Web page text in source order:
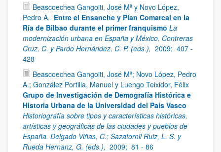
Beascoechea Gangoiti, José Mª y Novo López,
Pedro A. Entre el Ensanche y Plan Comarcal en la
Ría de Bilbao durante el primer franquismo La
modernización urbana en España y México. Contreras
Cruz, C. y Pardo Hernández, C. P. (eds.), 2009; 407 -
428
Beascoechea Gangoiti, José Mª; Novo López, Pedro
A.; González Portilla, Manuel y Luengo Teixidor, Félix
Grupo de Investigación de Demografía Histórica e
Historia Urbana de la Universidad del País Vasco
Historiografía sobre tipos y características históricas,
artísticas y geográficas de las ciudades y pueblos de
España. Delgado Viñas, C.; Sazatornil Ruiz, L. S. y
Rueda Hernanz, G. (eds.), 2009; 81 - 86